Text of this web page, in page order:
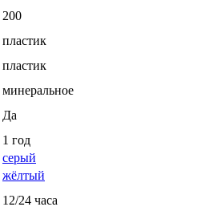
200
пластик
пластик
минеральное
Да
1 год
серый
жёлтый
12/24 часа